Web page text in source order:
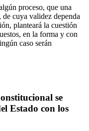
proceso, que una
cuya validez dependa
planteará la cuestión
en la forma y con
caso serán
se
Estado con los